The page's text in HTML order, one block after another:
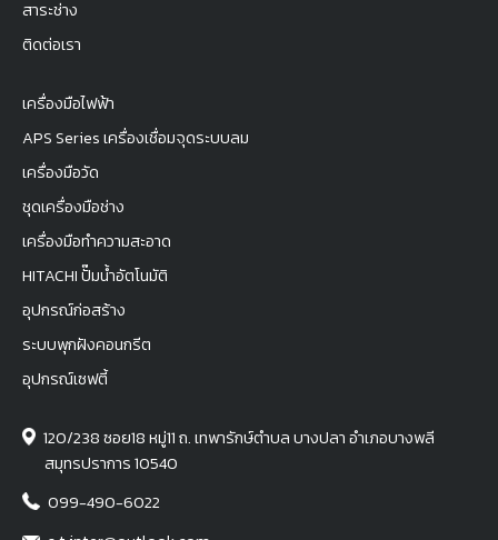
สาระช่าง
ติดต่อเรา
เครื่องมือไฟฟ้า
APS Series เครื่องเชื่อมจุดระบบลม
เครื่องมือวัด
ชุดเครื่องมือช่าง
เครื่องมือทำความสะอาด
HITACHI ปั๊มน้ำอัตโนมัติ
อุปกรณ์ก่อสร้าง
ระบบพุกฝังคอนกรีต
อุปกรณ์เซฟตี้
120/238 ซอย18 หมู่11 ถ. เทพารักษ์ตำบล บางปลา อำเภอบางพลี
สมุทรปราการ 10540
099-490-6022